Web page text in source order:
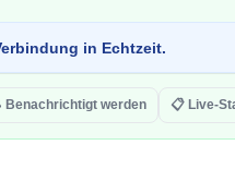
in Echtzeit.
Benachrichtigt werden 📋 Live-